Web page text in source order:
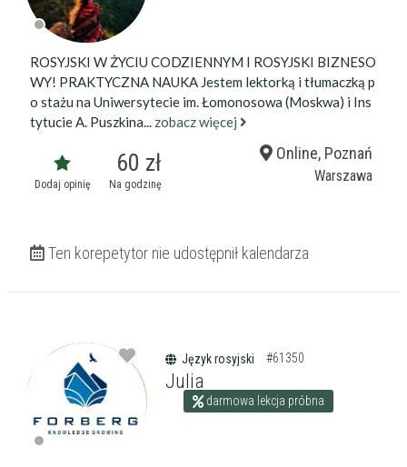
ROSYJSKI W ŻYCIU CODZIENNYM I ROSYJSKI BIZNESO
WY! PRAKTYCZNA NAUKA Jestem lektorką i tłumaczką p
o stażu na Uniwersytecie im. Łomonosowa (Moskwa) i Ins
tytucie A. Puszkina... zobacz więcej
Dodaj opinię
60 zł
Na godzinę
Online, Poznań
Warszawa
Ten korepetytor nie udostępnił kalendarza
Język rosyjski #61350
Julia
darmowa lekcja próbna